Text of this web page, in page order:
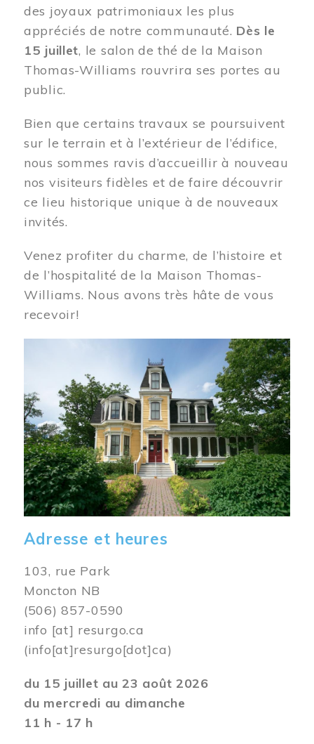
des joyaux patrimoniaux les plus
appréciés de notre communauté. Dès le
15 juillet, le salon de thé de la Maison
Thomas-Williams rouvrira ses portes au
public.
Bien que certains travaux se poursuivent
sur le terrain et à l’extérieur de l’édifice,
nous sommes ravis d’accueillir à nouveau
nos visiteurs fidèles et de faire découvrir
ce lieu historique unique à de nouveaux
invités.
Venez profiter du charme, de l’histoire et
de l’hospitalité de la Maison Thomas-
Williams. Nous avons très hâte de vous
recevoir!
Adresse et heures
103, rue Park
Moncton NB
(506) 857-0590
info [at] resurgo.ca
(info[at]resurgo[dot]ca)
du 15 juillet au 23 août 2026
du mercredi au dimanche
11 h - 17 h